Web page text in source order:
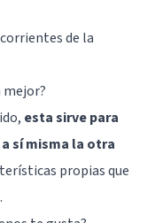
de la
mejor?
esta sirve para
sí misma la otra
propias que